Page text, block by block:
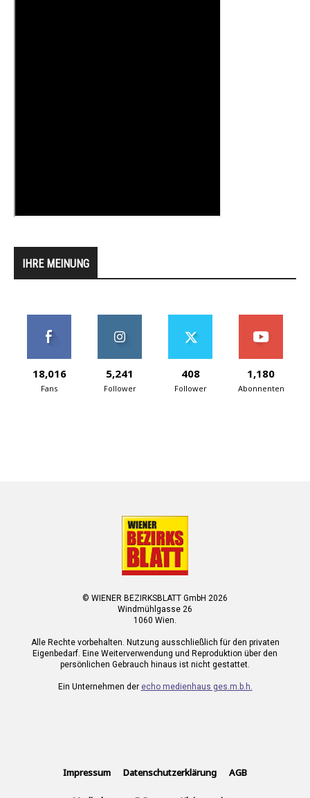
IHRE MEINUNG
18,016
Fans
5,241
Follower
408
Follower
1,180
Abonnenten
© WIENER BEZIRKSBLATT GmbH 2026
Windmühlgasse 26
1060 Wien.
Alle Rechte vorbehalten. Nutzung ausschließlich für den privaten
Eigenbedarf. Eine Weiterverwendung und Reproduktion über den
persönlichen Gebrauch hinaus ist nicht gestattet.
Ein Unternehmen der echo medienhaus ges.m.b.h.
Impressum Datenschutzerklärung AGB